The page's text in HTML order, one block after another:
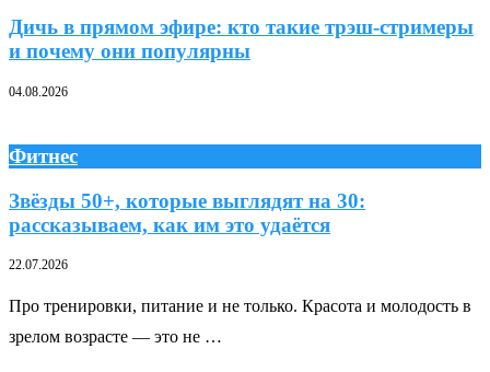
Дичь в прямом эфире: кто такие трэш-стримеры
и почему они популярны
04.08.2026
Фитнес
Звёзды 50+, которые выглядят на 30:
рассказываем, как им это удаётся
22.07.2026
Про тренировки, питание и не только. Красота и молодость в
зрелом возрасте — это не …